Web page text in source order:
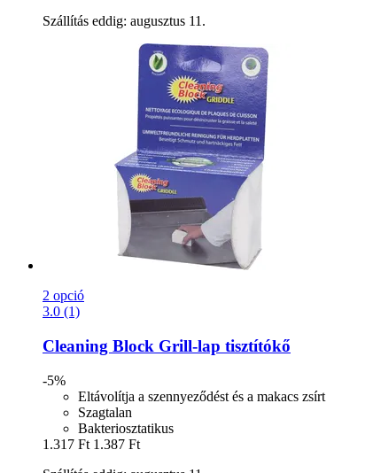
Szállítás eddig: augusztus 11.
2 opció
3.0 (1)
Cleaning Block Grill-​lap tisztítókő
-5%
Eltávolítja a szennyeződést és a makacs zsírt
Szagtalan
Bakteriosztatikus
1.317 Ft 1.387 Ft